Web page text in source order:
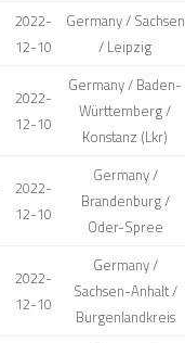
2022-
12-10
Germany / Sachsen
/ Leipzig
2022-
12-10
Germany / Baden-
Württemberg /
Konstanz (Lkr)
2022-
12-10
Germany /
Brandenburg /
Oder-Spree
2022-
12-10
Germany /
Sachsen-Anhalt /
Burgenlandkreis